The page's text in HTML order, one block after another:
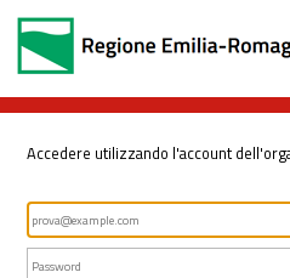
Accedere utilizzando l'account